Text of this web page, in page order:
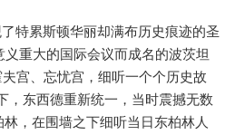
特累斯顿华丽却满布历史痕迹的圣
重大的国际会议而成名的波茨坦
宫、忘忧宫，细听一个个历史故
，东西德重新统一，当时震撼无数
，在围墙之下细听当日东柏林人